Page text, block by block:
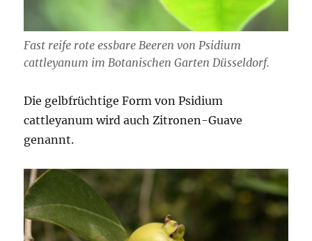
Fast reife rote essbare Beeren von Psidium
cattleyanum im Botanischen Garten Düsseldorf.
Die gelbfrüchtige Form von Psidium
cattleyanum wird auch Zitronen-Guave
genannt.